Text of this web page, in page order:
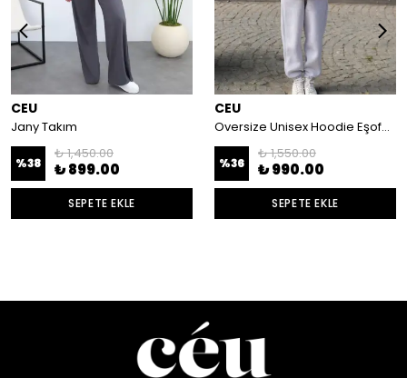
CEU
Jany Takım
%38
₺ 1,450.00
₺ 899.00
SEPETE EKLE
CEU
Oversize Unisex Hoodie Eşofman Takımı 3 İplik Şardonlu zra
%36
₺ 1,550.00
₺ 990.00
SEPETE EKLE